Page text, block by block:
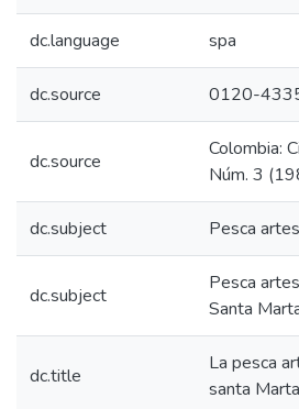
dc.language spa
dc.source 0120-
dc.source
Colombia:
Núm. 3
dc.subject Pesca
dc.subject
Pesca
Santa
dc.title
La pesca
santa Marta